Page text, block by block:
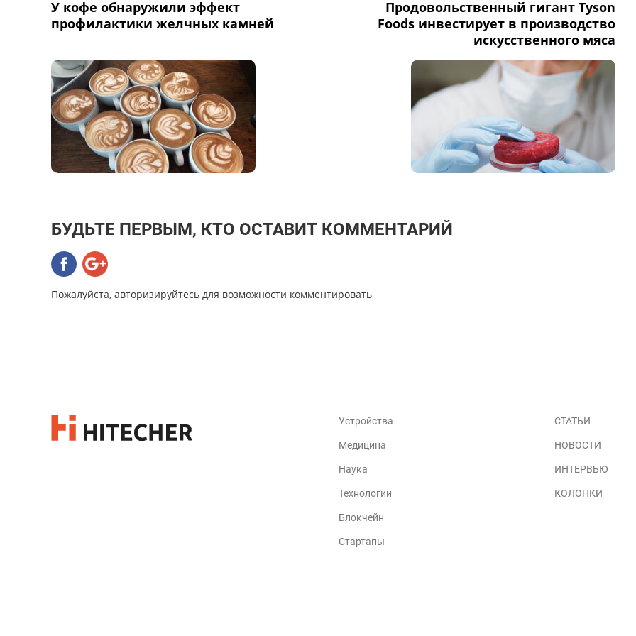
У кофе обнаружили эффект
профилактики желчных камней
Продовольственный гигант Tyson
Foods инвестирует в производство
искусственного мяса
БУДЬТЕ ПЕРВЫМ, КТО ОСТАВИТ КОММЕНТАРИЙ
Пожалуйста, авторизируйтесь для возможности комментировать
Устройства
Медицина
Наука
Технологии
Блокчейн
Стартапы
СТАТЬИ
НОВОСТИ
ИНТЕРВЬЮ
КОЛОНКИ